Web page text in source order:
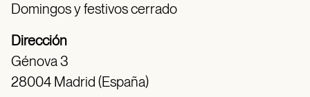
Domingos y festivos cerrado
Dirección
Génova 3
28004 Madrid (España)